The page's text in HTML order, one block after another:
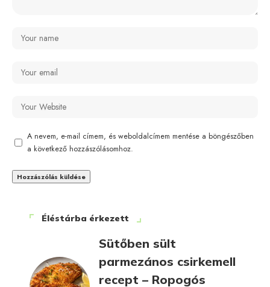
A nevem, e-mail címem, és weboldalcímem mentése a böngészőben
a következő hozzászólásomhoz.
Éléstárba érkezett
Sütőben sült
parmezános csirkemell
recept – Ropogós